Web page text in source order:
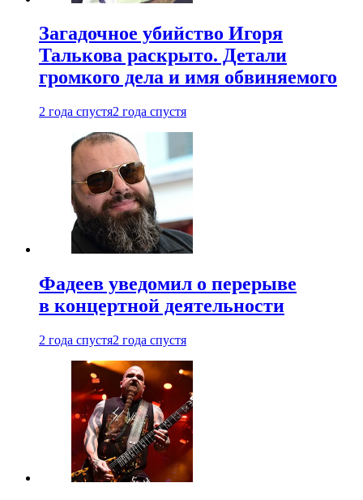
Загадочное убийство Игоря
Талькова раскрыто. Детали
громкого дела и имя обвиняемого
2 года спустя2 года спустя
Фадеев уведомил о перерыве
в концертной деятельности
2 года спустя2 года спустя